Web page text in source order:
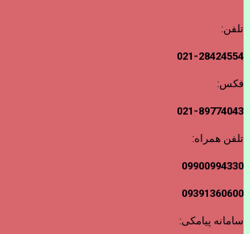
تلفن:
021-28424554
فکس:
021-89774043
تلفن همراه:
09900994330
09391360600
سامانه پیامکی: